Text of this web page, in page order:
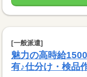
[一般派遣]
魅力の高時給
有♪仕分け・検品